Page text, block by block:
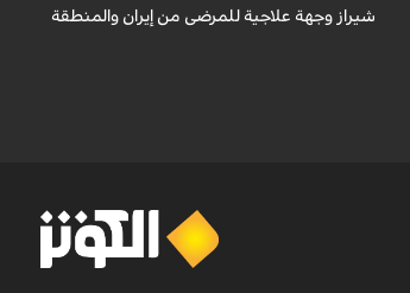
شيراز وجهة علاجية للمرضى من إيران والمنطقة